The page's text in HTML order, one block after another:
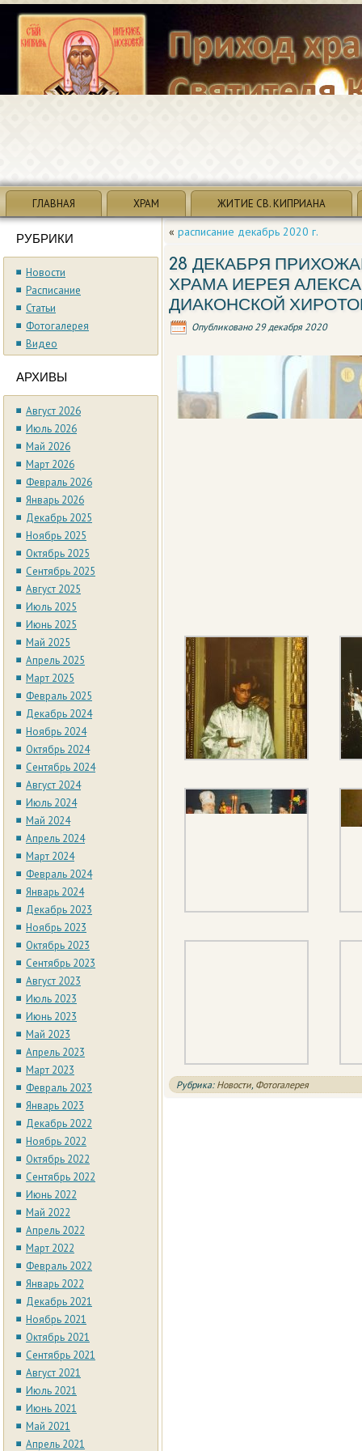
ГЛАВНАЯ ХРАМ ЖИТИЕ СВ. КИПРИАНА
РУБРИКИ
Новости
Расписание
Статьи
Фотогалерея
Видео
АРХИВЫ
Август 2026
Июль 2026
Май 2026
Март 2026
Февраль 2026
Январь 2026
Декабрь 2025
Ноябрь 2025
Октябрь 2025
Сентябрь 2025
Август 2025
Июль 2025
Июнь 2025
Май 2025
Апрель 2025
Март 2025
Февраль 2025
Декабрь 2024
Ноябрь 2024
Октябрь 2024
Сентябрь 2024
Август 2024
Июль 2024
Май 2024
Апрель 2024
Март 2024
Февраль 2024
Январь 2024
Декабрь 2023
Ноябрь 2023
Октябрь 2023
Сентябрь 2023
Август 2023
Июль 2023
Июнь 2023
Май 2023
Апрель 2023
Март 2023
Февраль 2023
Январь 2023
Декабрь 2022
Ноябрь 2022
Октябрь 2022
Сентябрь 2022
Июнь 2022
Май 2022
Апрель 2022
Март 2022
Февраль 2022
Январь 2022
Декабрь 2021
Ноябрь 2021
Октябрь 2021
Сентябрь 2021
Август 2021
Июль 2021
Июнь 2021
Май 2021
Апрель 2021
« расписание декабрь 2020 г.
28 ДЕКАБРЯ
ХРАМА ИЕРЕЯ
ДИАКОНСКОЙ
Опубликовано 29 декабря 2020
Рубрика: Новости, Фотогалерея